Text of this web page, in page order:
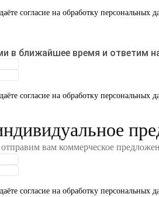
согласие на обработку персональных
в ближайшее время и ответим
согласие на обработку персональных
отправим вам коммерческое
согласие на обработку персональных